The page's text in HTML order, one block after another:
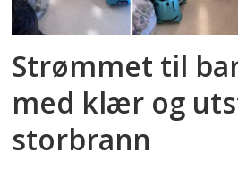
Strømmet til
med klær og
storbrann